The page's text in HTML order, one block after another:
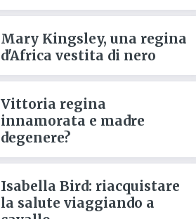
Mary Kingsley, una regina
d'Africa vestita di nero
Vittoria regina
innamorata e madre
degenere?
Isabella Bird: riacquistare
la salute viaggiando a